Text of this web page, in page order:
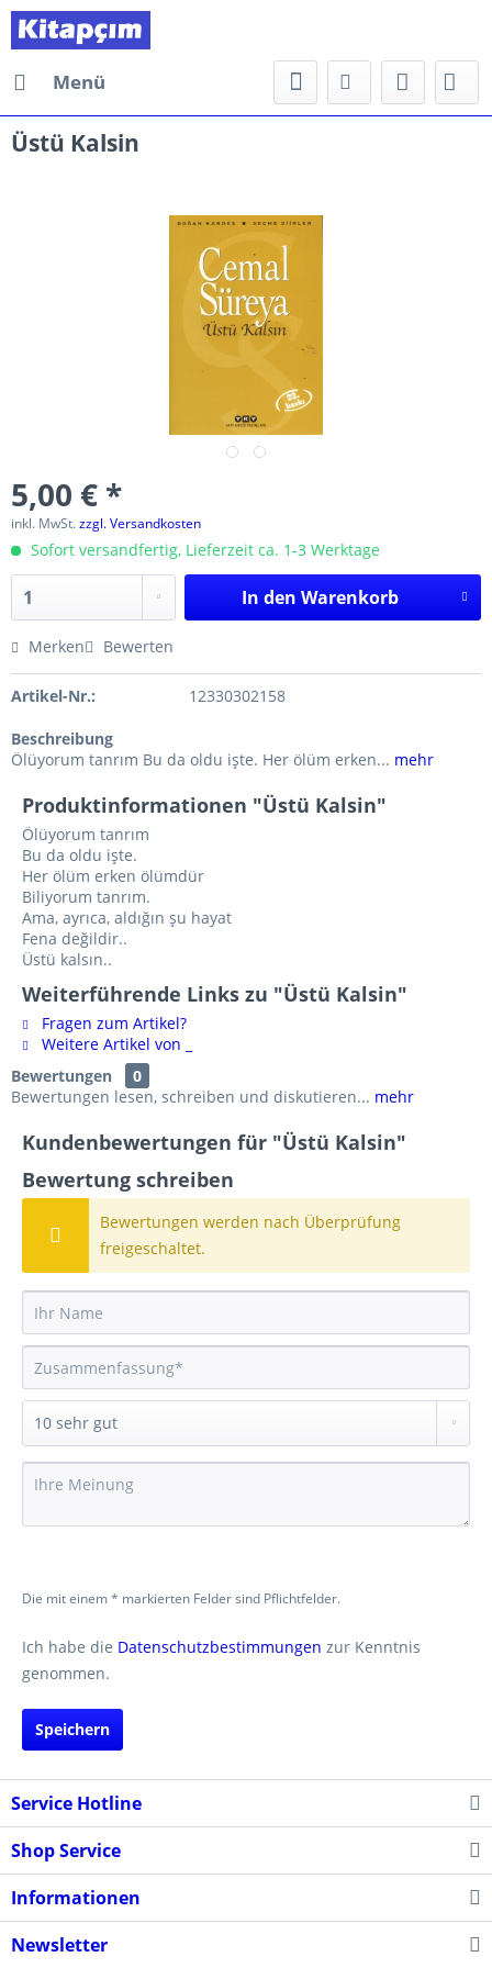
Menü
Üstü Kalsin
5,00 € *
inkl. MwSt.zzgl. Versandkosten
Sofort versandfertig, Lieferzeit ca. 1-3 Werktage
In den Warenkorb
Merken Bewerten
Artikel-Nr.: 12330302158
Beschreibung
Ölüyorum tanrım Bu da oldu işte. Her ölüm erken... mehr
Produktinformationen "Üstü Kalsin"
Ölüyorum tanrım
Bu da oldu işte.
Her ölüm erken ölümdür
Biliyorum tanrım.
Ama, ayrıca, aldığın şu hayat
Fena değildir..
Üstü kalsın..
Weiterführende Links zu "Üstü Kalsin"
Fragen zum Artikel?
Weitere Artikel von _
Bewertungen
0
Bewertungen lesen, schreiben und diskutieren... mehr
Kundenbewertungen für "Üstü Kalsin"
Bewertung schreiben
Bewertungen werden nach Überprüfung
freigeschaltet.
Die mit einem * markierten Felder sind Pflichtfelder.
Ich habe die Datenschutzbestimmungen zur Kenntnis
genommen.
Speichern
Service Hotline
Shop Service
Informationen
Newsletter